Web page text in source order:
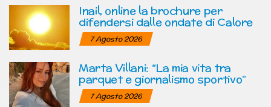
Inail, online la brochure per
difendersi dalle ondate di Calore
7 Agosto 2026
Marta Villani: “La mia vita tra
parquet e giornalismo sportivo”
7 Agosto 2026